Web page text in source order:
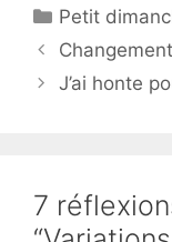
Catégories
Petit
J’ai honte
7